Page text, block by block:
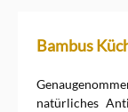
Bambus
natürliches